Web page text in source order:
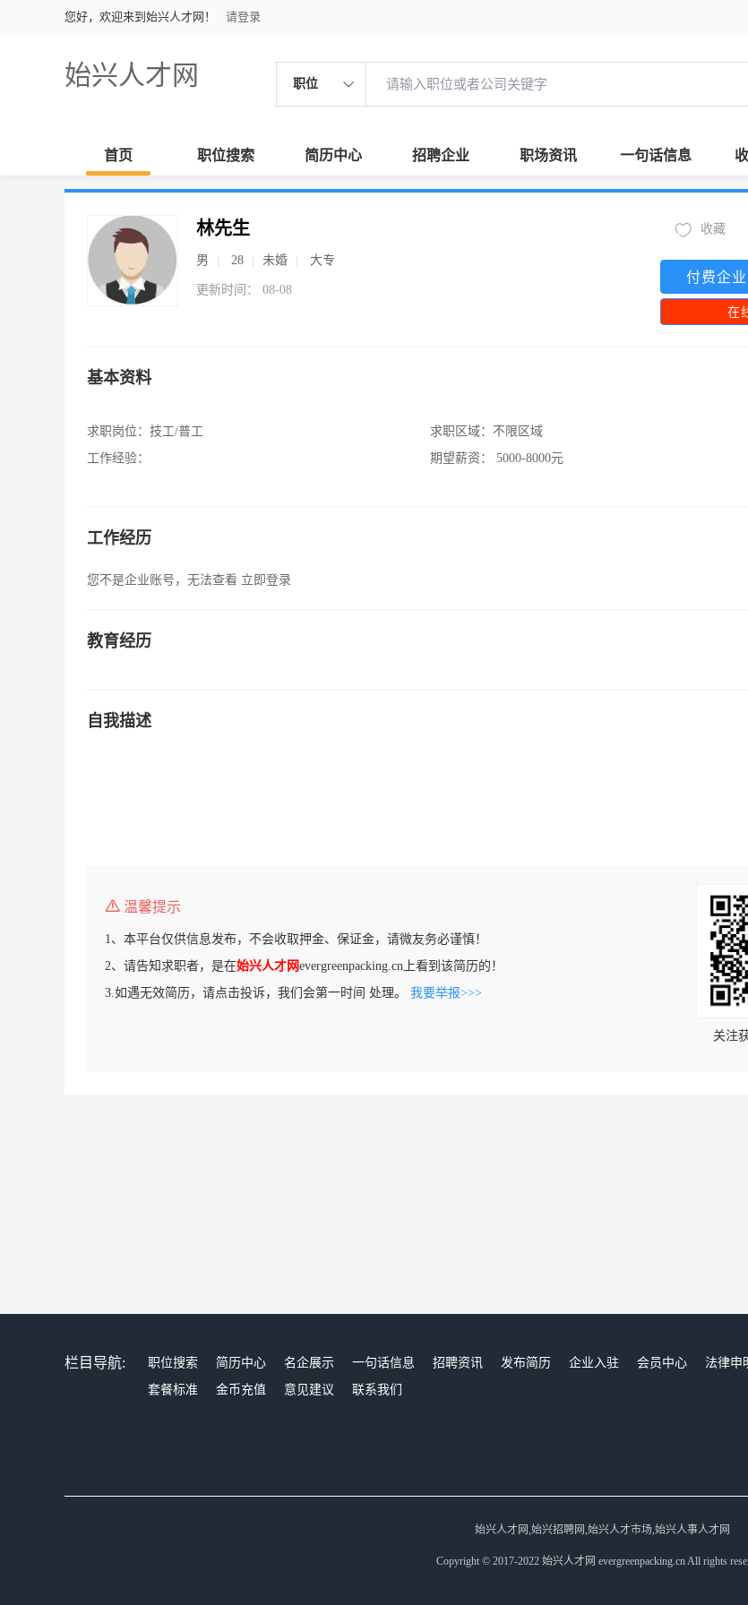
您好，欢迎来到始兴人才网！ 请登录
始兴人才网 职位
首页 职位搜索 简历中心 招聘企业 职场资讯 一句话信息
林先生
男 28 未婚 大专
更新时间： 08-08
收藏
付费企
在
基本资料
求职岗位： 技工/普工
工作经验：
求职区域： 不限区域
期望薪资：
5000-8000元
工作经历
您不是企业账号，无法查看 立即登录
教育经历
自我描述
温馨提示
1、本平台仅供信息发布，不会收取押金、保证金，请微友务必谨慎！
2、请告知求职者，是在始兴人才网evergreenpacking.cn上看到该简历的！
3.如遇无效简历，请点击投诉，我们会第一时间 处理。 我要举报>>>
关注
栏目导航: 职位搜索 简历中心 名企展示 一句话信息 招聘资讯 发布简历 企业入驻 会员中心
法律申
套餐标准
金币充值 意见建议 联系我们
始兴人才网,始兴招聘网,始兴人才市场,始兴人事人才网
Copyright © 2017-2022 始兴人才网 evergreenpacking.cn All rights